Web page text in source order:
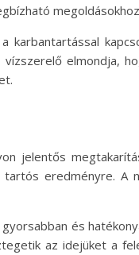
karbantartással
elmondja,
jelentős
eredményre. A
és
az idejüket a